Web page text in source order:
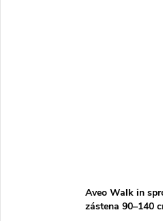
Aveo Walk in
zástena 90–140